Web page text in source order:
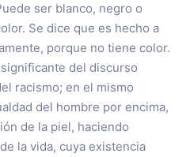
ser blanco, negro o
Se dice que es hecho a
porque no tiene color.
del discurso
racismo; en el mismo
del hombre por encima,
de la piel, haciendo
la vida, cuya existencia